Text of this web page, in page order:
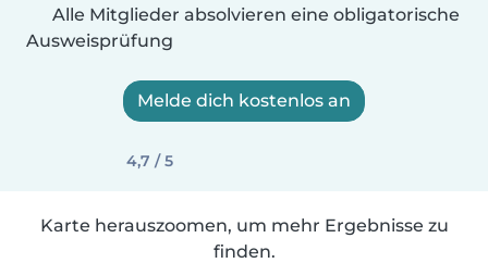
Alle Mitglieder absolvieren eine obligatorische
Ausweisprüfung
Melde dich kostenlos an
4,7 / 5
Karte herauszoomen, um mehr Ergebnisse zu
finden.